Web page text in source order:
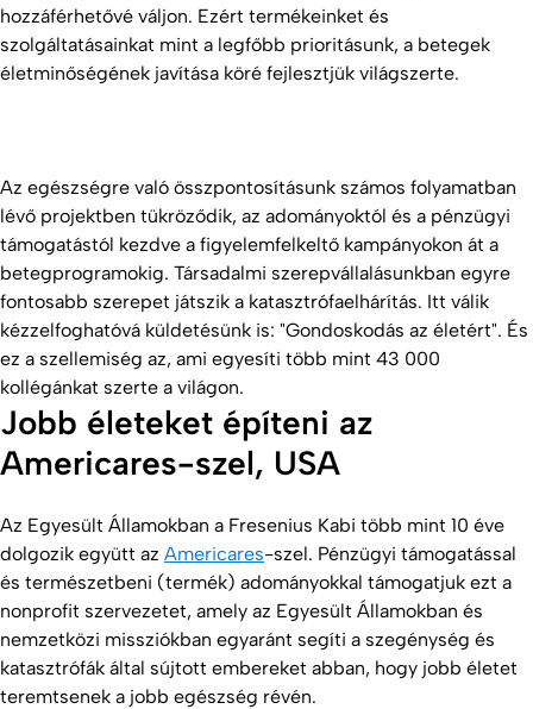
hozzáférhetővé váljon. Ezért termékeinket és
szolgáltatásainkat mint a legfőbb prioritásunk, a betegek
életminőségének javítása köré fejlesztjük világszerte.
Az egészségre való összpontosításunk számos folyamatban
lévő projektben tükröződik, az adományoktól és a pénzügyi
támogatástól kezdve a figyelemfelkeltő kampányokon át a
betegprogramokig. Társadalmi szerepvállalásunkban egyre
fontosabb szerepet játszik a katasztrófaelhárítás. Itt válik
kézzelfoghatóvá küldetésünk is: "Gondoskodás az életért". És
ez a szellemiség az, ami egyesíti több mint 43 000
kollégánkat szerte a világon.
Jobb életeket építeni az
Americares-szel, USA
Az Egyesült Államokban a Fresenius Kabi több mint 10 éve
dolgozik együtt az Americares-szel. Pénzügyi támogatással
és természetbeni (termék) adományokkal támogatjuk ezt a
nonprofit szervezetet, amely az Egyesült Államokban és
nemzetközi missziókban egyaránt segíti a szegénység és
katasztrófák által sújtott embereket abban, hogy jobb életet
teremtsenek a jobb egészség révén.